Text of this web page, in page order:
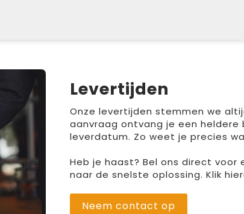
Levertijden
Onze levertijden stemmen we
aanvraag ontvang je een
leverdatum. Zo weet je precies
Heb je haast? Bel ons direct voor
naar de snelste oplossing. Klik
Neem contact op